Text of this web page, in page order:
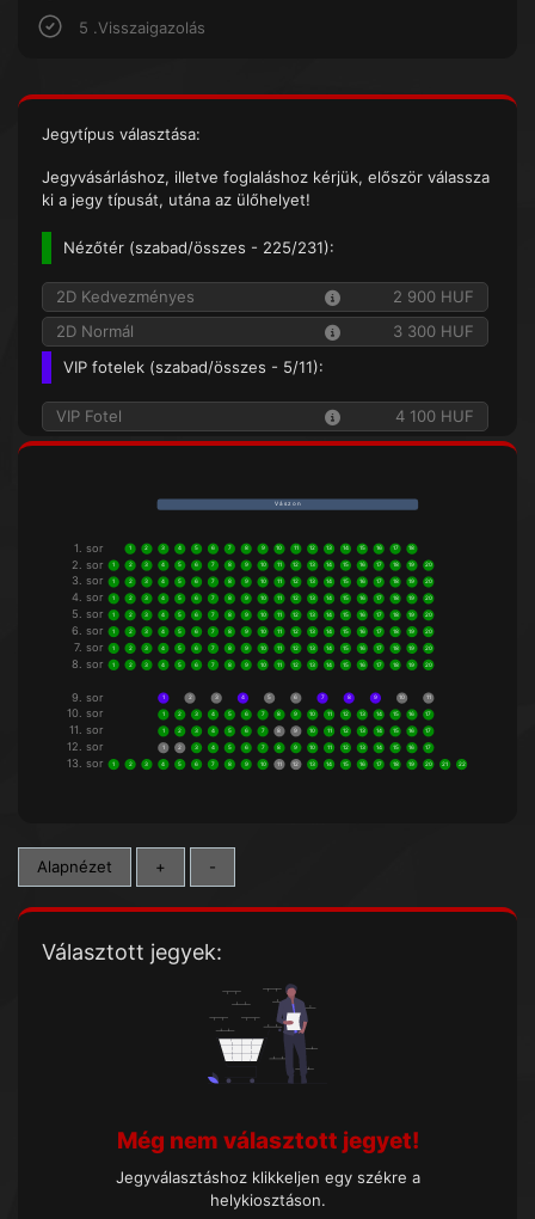
5 .Visszaigazolás
Jegytípus választása:
Jegyvásárláshoz, illetve foglaláshoz kérjük, először válassza
ki a jegy típusát, utána az ülőhelyet!
Nézőtér (szabad/összes - 225/231):
2D Kedvezményes
2 900 HUF
2D Normál
3 300 HUF
VIP fotelek (szabad/összes - 5/11):
VIP Fotel 4 100 HUF
V á s z o n
1. sor 1 2 3 4 5 6 7 8 9 10 11 12 13 14 15 16 17 18
2. sor 1 2 3 4 5 6 7 8 9 10 11 12 13 14 15 16 17 18 19 20
3. sor 1 2 3 4 5 6 7 8 9 10 11 12 13 14 15 16 17 18 19 20
4. sor 1 2 3 4 5 6 7 8 9 10 11 12 13 14 15 16 17 18 19 20
5. sor 1 2 3 4 5 6 7 8 9 10 11 12 13 14 15 16 17 18 19 20
6. sor 1 2 3 4 5 6 7 8 9 10 11 12 13 14 15 16 17 18 19 20
7. sor 1 2 3 4 5 6 7 8 9 10 11 12 13 14 15 16 17 18 19 20
8. sor 1 2 3 4 5 6 7 8 9 10 11 12 13 14 15 16 17 18 19 20
9. sor 1 2 3 4 5 6 7 8 9 10 11
10. sor 1 2 3 4 5 6 7 8 9 10 11 12 13 14 15 16 17
11. sor 1 2 3 4 5 6 7 8 9 10 11 12 13 14 15 16 17
12. sor 1 2 3 4 5 6 7 8 9 10 11 12 13 14 15 16 17
13. sor 1 2 3 4 5 6 7 8 9 10 11 12 13 14 15 16 17 18 19 20 21 22
Alapnézet + -
Választott jegyek:
Még nem választott jegyet!
Jegyválasztáshoz klikkeljen egy székre a
helykiosztáson.